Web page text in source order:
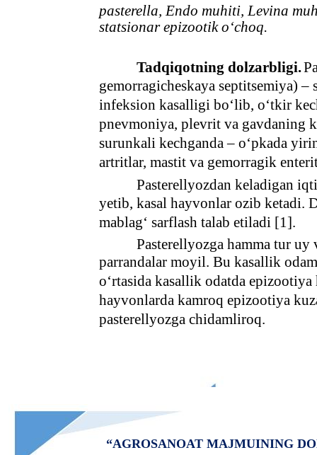
pasterella, Endo muhiti, Levina
statsionar epizootik o‘choq.
Tadqiqotning dolzarbligi.
gemorragicheskaya septitsemiya)
infeksion kasalligi bo‘lib, o‘tkir
pnevmoniya, plevrit va gavdaning
surunkali kechganda – o‘pkada
artritlar, mastit va gemorragik
Pasterellyozdan keladigan
yetib, kasal hayvonlar ozib ketadi.
mablag‘ sarflash talab etiladi [1].
Pasterellyozga hamma tur
parrandalar moyil. Bu kasallik
o‘rtasida kasallik odatda
hayvonlarda kamroq epizootiya
pasterellyozga chidamliroq.
“AGROSANOAT MAJMUINING